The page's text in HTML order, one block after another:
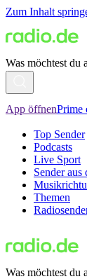
Zum Inhalt
Was möchtest du
App öffnenPrime
Top Sender
Podcasts
Live Sport
Sender aus
Themen
Was möchtest du